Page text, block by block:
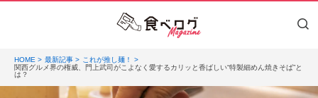
HOME 最新記事
これが推し麺！
関西グルメ界の権威、門上武司がこよなく愛するカリッと香ばしい“特製細めん焼きそば”と
は？